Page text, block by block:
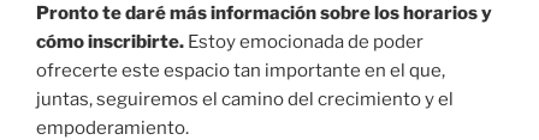
Pronto te daré más información sobre los horarios y
cómo inscribirte. Estoy emocionada de poder
ofrecerte este espacio tan importante en el que,
juntas, seguiremos el camino del crecimiento y el
empoderamiento.